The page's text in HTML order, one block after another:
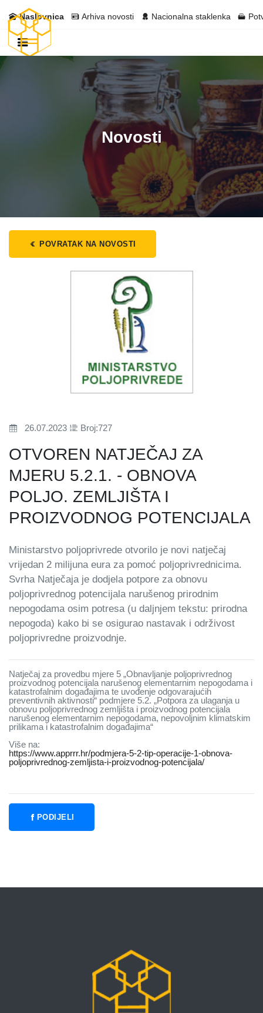
Naslovnica Arhiva novosti Nacionalna staklenka
Novosti
POVRATAK NA NOVOSTI
26.07.2023 Broj:727
OTVOREN NATJEČAJ ZA
MJERU 5.2.1. - OBNOVA
POLJO. ZEMLJIŠTA I
PROIZVODNOG POTENCIJALA
Ministarstvo poljoprivrede otvorilo je novi natječaj
vrijedan 2 milijuna eura za pomoć poljoprivrednicima.
Svrha Natječaja je dodjela potpore za obnovu
poljoprivrednog potencijala narušenog prirodnim
nepogodama osim potresa (u daljnjem tekstu: prirodna
nepogoda) kako bi se osigurao nastavak i održivost
poljoprivredne proizvodnje.
Natječaj za provedbu mjere 5 „Obnavljanje poljoprivrednog
proizvodnog potencijala narušenog elementarnim nepogodama i
katastrofalnim događajima te uvođenje odgovarajućih
preventivnih aktivnosti“ podmjere 5.2. „Potpora za ulaganja u
obnovu poljoprivrednog zemljišta i proizvodnog potencijala
narušenog elementarnim nepogodama, nepovoljnim klimatskim
prilikama i katastrofalnim događajima“
Više na:
https://www.apprrr.hr/podmjera-5-2-tip-operacije-1-obnova-
poljoprivrednog-zemljista-i-proizvodnog-potencijala/
PODIJELI